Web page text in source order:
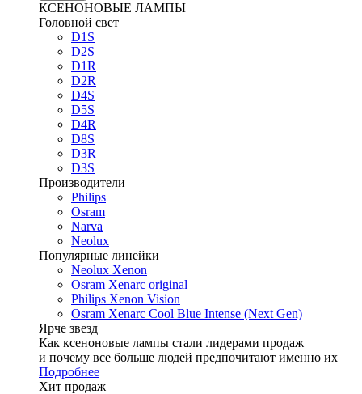
КСЕНОНОВЫЕ ЛАМПЫ
Головной свет
D1S
D2S
D1R
D2R
D4S
D5S
D4R
D8S
D3R
D3S
Производители
Philips
Osram
Narva
Neolux
Популярные линейки
Neolux Xenon
Osram Xenarc original
Philips Xenon Vision
Osram Xenarc Cool Blue Intense (Next Gen)
Ярче звезд
Как ксеноновые лампы стали лидерами продаж
и почему все больше людей предпочитают именно их
Подробнее
Хит продаж